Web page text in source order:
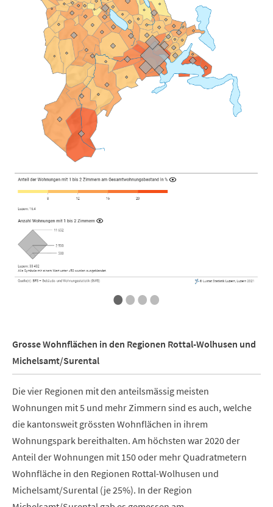
••••
Grosse Wohnflächen in den Regionen Rottal-Wolhusen und
Michelsamt/Surental
Die vier Regionen mit den anteilsmässig meisten
Wohnungen mit 5 und mehr Zimmern sind es auch, welche
die kantonsweit grössten Wohnflächen in ihrem
Wohnungspark bereithalten. Am höchsten war 2020 der
Anteil der Wohnungen mit 150 oder mehr Quadratmetern
Wohnfläche in den Regionen Rottal-Wolhusen und
Michelsamt/Surental (je 25%). In der Region